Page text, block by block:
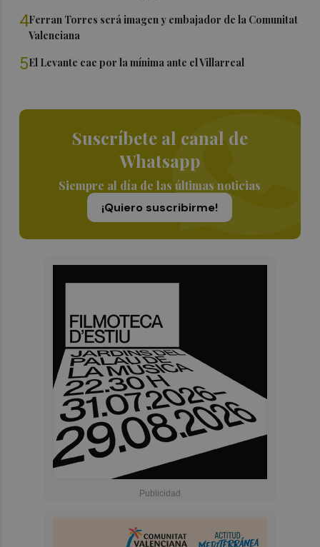
4Ferran Torres será imagen y embajador de la Comunitat
Valenciana
5El Levante cae por la mínima ante el Villarreal
Suscríbete al canal de
Whatsapp
Siempre al día de las últimas noticias
¡Quiero suscribirme!